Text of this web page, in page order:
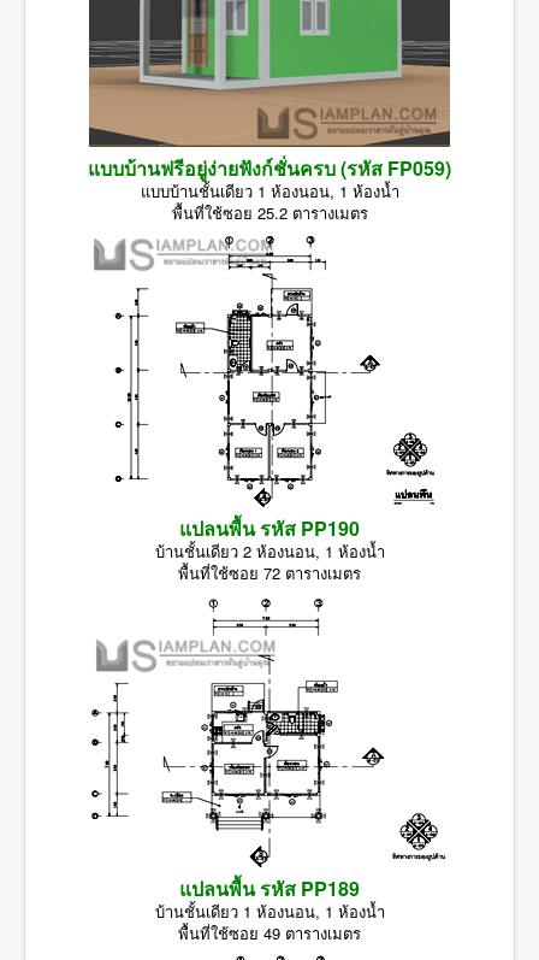
แบบบ้านฟรีอยู่ง่ายฟังก์ชั่นครบ (รหัส FP059)
แบบบ้านชั้นเดียว 1 ห้องนอน, 1 ห้องน้ำ
พื้นที่ใช้ซอย 25.2 ตารางเมตร
แปลนพื้น รหัส PP190
บ้านชั้นเดียว 2 ห้องนอน, 1 ห้องน้ำ
พื้นที่ใช้ซอย 72 ตารางเมตร
แปลนพื้น รหัส PP189
บ้านชั้นเดียว 1 ห้องนอน, 1 ห้องน้ำ
พื้นที่ใช้ซอย 49 ตารางเมตร